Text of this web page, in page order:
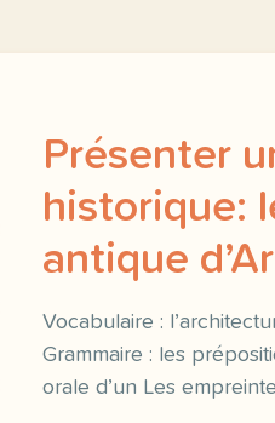
Présenter
historique:
antique
Vocabulaire :
Grammaire : les
orale d’un Les